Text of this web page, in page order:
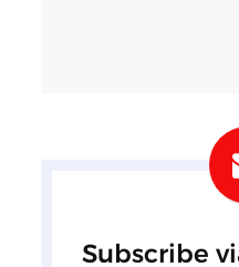
Subscribe